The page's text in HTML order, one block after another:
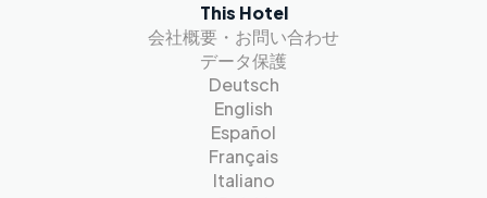
This Hotel
会社概要・お問い合わせ
データ保護
Deutsch
English
Español
Français
Italiano